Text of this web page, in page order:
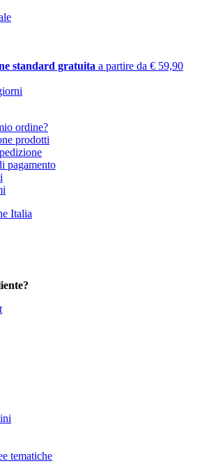
standard gratuita a partire da € 59,90
ordine?
prodotti
pagamento
tematiche